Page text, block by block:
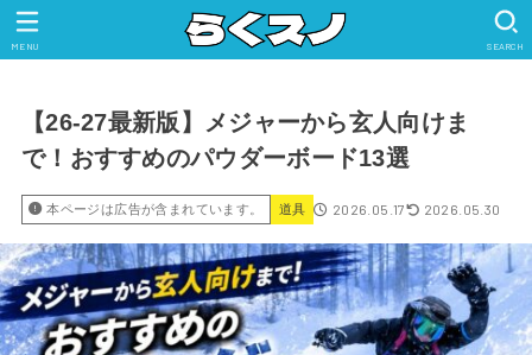
SEARCH
MENU
【26-27最新版】メジャーから玄人向けま
で！おすすめのパウダーボード13選
本ページは広告が含まれています。 道具 2026.05.17 2026.05.30